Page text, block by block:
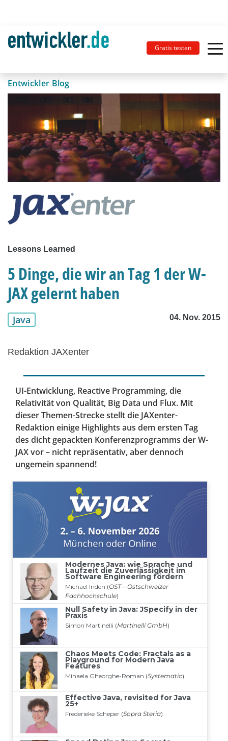
Gratis testen
Entwickler Blog
Lessons Learned
5 Dinge, die wir an Tag 1 der W-
JAX gelernt haben
Java 04. Nov. 2015
Redaktion JAXenter
UI-Entwicklung, Reactive Programming, die
Relativität von Qualität, Big Data und Flux. Mit
dieser Themen-Strecke stellt die JAXenter-
Redaktion einige Highlights aus dem ersten Tag
des dicht gepackten Konferenzprogramms der W-
JAX vor – nicht repräsentativ, aber dennoch
ungemein spannend!